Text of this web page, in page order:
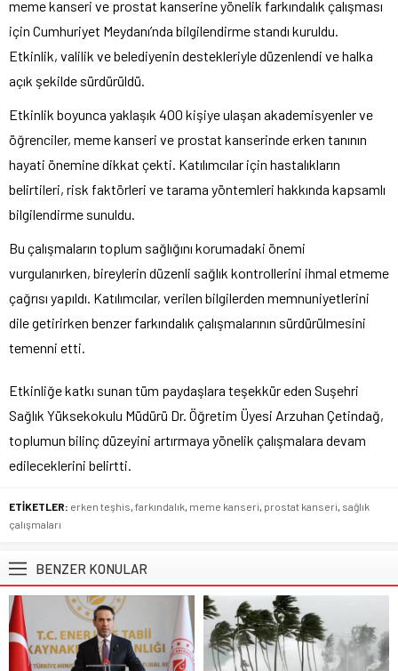
meme kanseri ve prostat kanserine yönelik farkındalık çalışması
için Cumhuriyet Meydanı’nda bilgilendirme standı kuruldu.
Etkinlik, valilik ve belediyenin destekleriyle düzenlendi ve halka
açık şekilde sürdürüldü.
Etkinlik boyunca yaklaşık 400 kişiye ulaşan akademisyenler ve
öğrenciler, meme kanseri ve prostat kanserinde erken tanının
hayati önemine dikkat çekti. Katılımcılar için hastalıkların
belirtileri, risk faktörleri ve tarama yöntemleri hakkında kapsamlı
bilgilendirme sunuldu.
Bu çalışmaların toplum sağlığını korumadaki önemi
vurgulanırken, bireylerin düzenli sağlık kontrollerini ihmal etmeme
çağrısı yapıldı. Katılımcılar, verilen bilgilerden memnuniyetlerini
dile getirirken benzer farkındalık çalışmalarının sürdürülmesini
temenni etti.
Etkinliğe katkı sunan tüm paydaşlara teşekkür eden Suşehri
Sağlık Yüksekokulu Müdürü Dr. Öğretim Üyesi Arzuhan Çetindağ,
toplumun bilinç düzeyini artırmaya yönelik çalışmalara devam
edileceklerini belirtti.
ETİKETLER: erken teşhis, farkındalık, meme kanseri, prostat kanseri, sağlık
çalışmaları
BENZER KONULAR